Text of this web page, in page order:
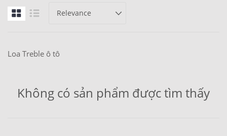
Loa Treble ô tô
Không có sản phẩm được tìm thấy